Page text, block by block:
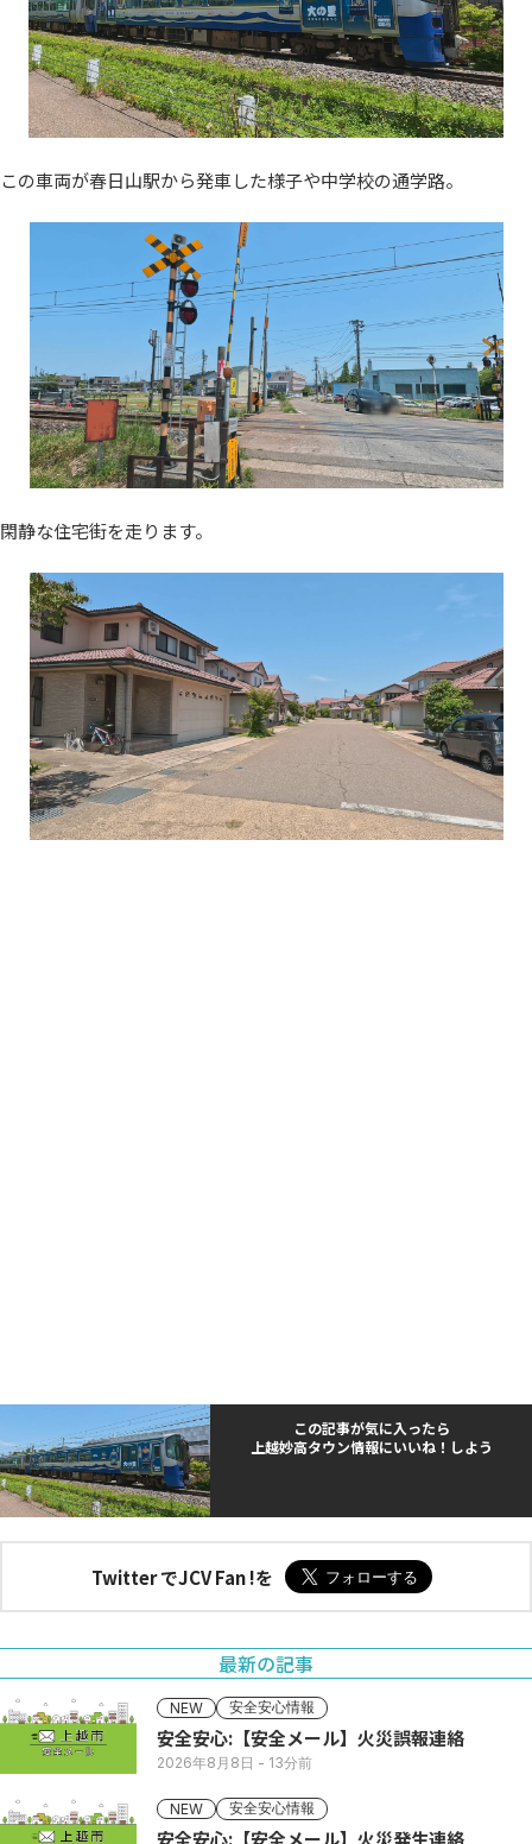
この車両が春日山駅から発車した様子や中学校の通学路。
閑静な住宅街を走ります。
この記事が気に入ったら
上越妙高タウン情報にいいね！しよう
Twitter でJCV Fan !を
最新の記事
NEW 安全安心情報
安全安心:【安全メール】火災誤報連絡
2026年8月8日 - 13分前
NEW 安全安心情報
安全安心:【安全メール】火災発生連絡